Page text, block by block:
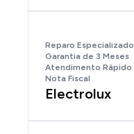
Reparo Especializado
Garantia de 3 Meses
Atendimento Rápido
Nota Fiscal
Electrolux